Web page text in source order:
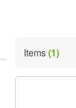
Items(1)